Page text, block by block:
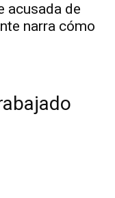
acusada de
narra cómo